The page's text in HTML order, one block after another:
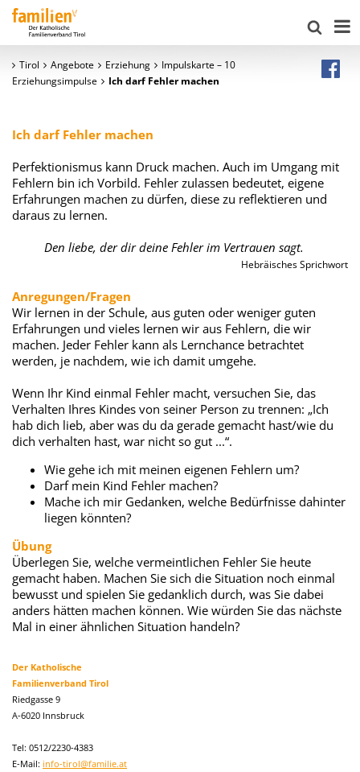
Tirol Angebote Erziehung
Impulskarte – 10
Erziehungsimpulse
Ich darf Fehler machen
Ich darf Fehler machen
Perfektionismus kann Druck machen. Auch im Umgang mit
Fehlern bin ich Vorbild. Fehler zulassen bedeutet, eigene
Erfahrungen machen zu dürfen, diese zu reflektieren und
daraus zu lernen.
Den liebe, der dir deine Fehler im Vertrauen sagt.
Hebräisches Sprichwort
Anregungen/Fragen
Wir lernen in der Schule, aus guten oder weniger guten
Erfahrungen und vieles lernen wir aus Fehlern, die wir
machen. Jeder Fehler kann als Lernchance betrachtet
werden, je nachdem, wie ich damit umgehe.
Wenn Ihr Kind einmal Fehler macht, versuchen Sie, das
Verhalten Ihres Kindes von seiner Person zu trennen: „Ich
hab dich lieb, aber was du da gerade gemacht hast/wie du
dich verhalten hast, war nicht so gut ...“.
Wie gehe ich mit meinen eigenen Fehlern um?
Darf mein Kind Fehler machen?
Mache ich mir Gedanken, welche Bedürfnisse dahinter
liegen könnten?
Übung
Überlegen Sie, welche vermeintlichen Fehler Sie heute
gemacht haben. Machen Sie sich die Situation noch einmal
bewusst und spielen Sie gedanklich durch, was Sie dabei
anders hätten machen können. Wie würden Sie das nächste
Mal in einer ähnlichen Situation handeln?
Der Katholische
Familienverband Tirol
Riedgasse 9
A-6020 Innsbruck
Tel: 0512/2230-4383
E-Mail: info-tirol@familie.at